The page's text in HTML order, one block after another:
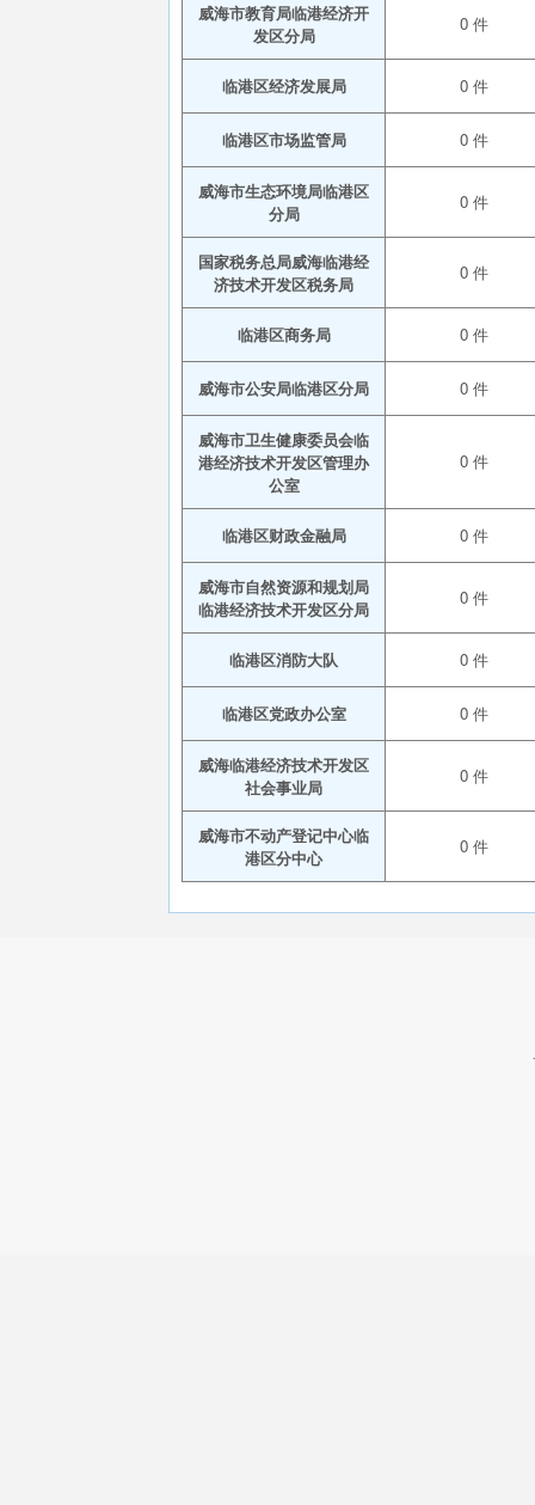
威海市教育局临港经济开
发区分局
0 件
临港区经济发展局 0 件
临港区市场监管局 0 件
威海市生态环境局临港区
分局
0 件
国家税务总局威海临港经
济技术开发区税务局
0 件
临港区商务局 0 件
威海市公安局临港区分局 0 件
威海市卫生健康委员会临
港经济技术开发区管理办
公室
0 件
临港区财政金融局 0 件
威海市自然资源和规划局
临港经济技术开发区分局
0 件
临港区消防大队 0 件
临港区党政办公室 0 件
威海临港经济技术开发区
社会事业局
0 件
威海市不动产登记中心临
港区分中心
0 件